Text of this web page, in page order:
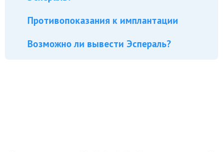
Противопоказания к имплантации
Возможно ли вывести Эспераль?